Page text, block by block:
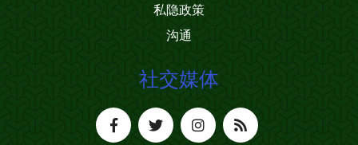
私隐政策
沟通
社交媒体